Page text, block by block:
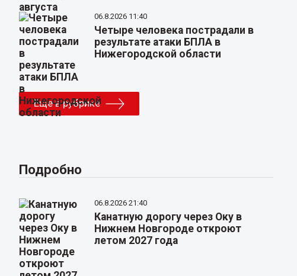
06.8.2026 11:40
Четыре человека пострадали в
результате атаки БПЛА в
Нижегородской области
Еще в рубрике
Подробно
06.8.2026 21:40
Канатную дорогу через Оку в
Нижнем Новгороде откроют
летом 2027 года